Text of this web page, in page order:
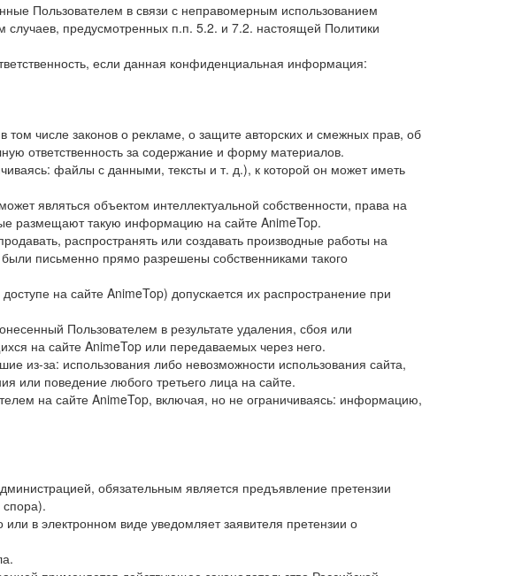
Пользователем в связи с неправомерным использованием
случаев, предусмотренных п.п. 5.2. и 7.2. настоящей Политики
если данная конфиденциальная информация:
том числе законов о рекламе, о защите авторских и смежных прав, об
ответственность за содержание и форму материалов.
файлы с данными, тексты и т. д.), к которой он может иметь
являться объектом интеллектуальной собственности, права на
размещают такую информацию на сайте AnimeTop.
распространять или создавать производные работы на
письменно прямо разрешены собственниками такого
на сайте AnimeTop) допускается их распространение при
Пользователем в результате удаления, сбоя или
на сайте AnimeTop или передаваемых через него.
из-за: использования либо невозможности использования сайта,
или поведение любого третьего лица на сайте.
на сайте AnimeTop, включая, но не ограничиваясь: информацию,
обязательным является предъявление претензии
в электронном виде уведомляет заявителя претензии о